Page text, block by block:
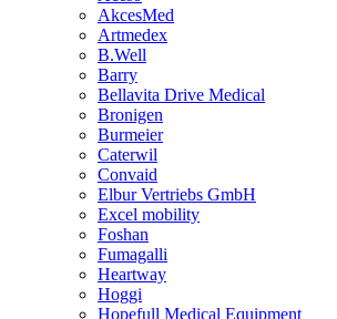
AkcesMed
Artmedex
B.Well
Barry
Bellavita Drive Medical
Bronigen
Burmeier
Caterwil
Convaid
Elbur Vertriebs GmbH
Excel mobility
Foshan
Fumagalli
Heartway
Hoggi
Hopefull Medical Equipment